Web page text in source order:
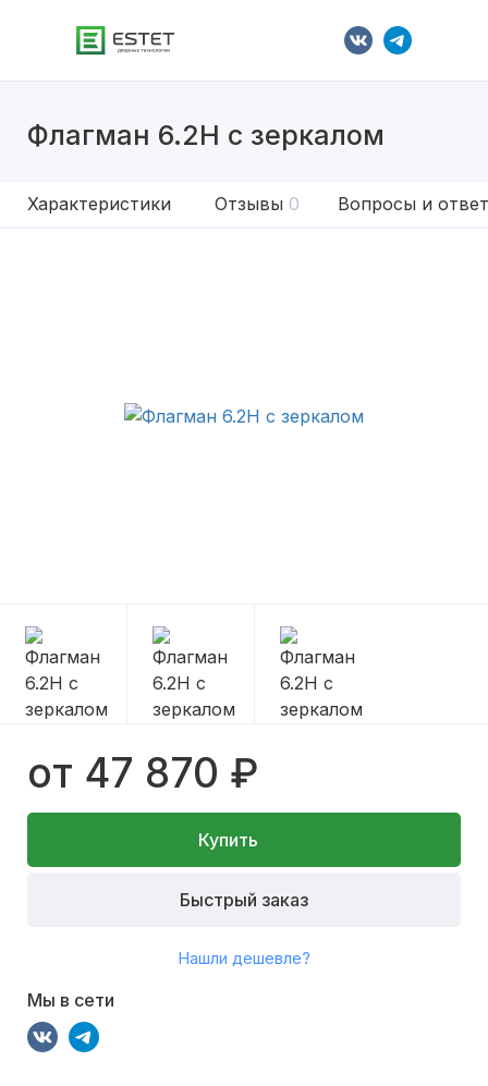
Флагман 6.2Н с зеркалом
Характеристики Отзывы 0 Вопросы и
от 47 870 ₽
Купить
Быстрый заказ
Нашли дешевле?
Мы в сети